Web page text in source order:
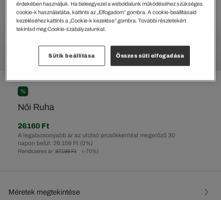
%
Női Ruha
Rendszeres ár: 87199 Ft (-70%)
A legalacsonyabb ár az utolsó árcsökkentést megelőző 30
napon belül: 26.159 Ft (0%)
26160 Ft
Méretek megtekintése
érdekében használjuk. Ha beleegyezel a weboldalunk működéséhez szükséges
cookie-k használatába, kattints az „Elfogadom” gombra. A cookie-beállításaid
kezeléséhez kattints a „Cookie-k kezelése” gombra. További részletekért
tekintsd meg Cookie-szabályzatunkat.
Sütik beállítása Összes süti elfogadása